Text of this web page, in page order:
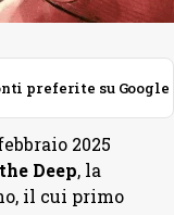
preferite su Google
2025
Deep, la
il cui primo